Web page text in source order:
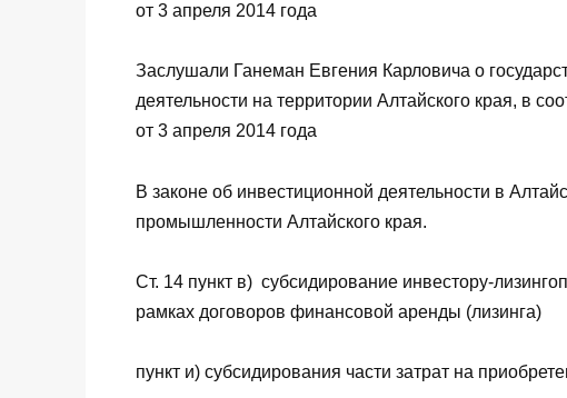
от 3 апреля 2014 года
Заслушали Ганеман Евгения Карловича о
деятельности на территории Алтайского края, в
от 3 апреля 2014 года
В законе об инвестиционной деятельности в
промышленности Алтайского края.
Ст. 14 пункт в) субсидирование инвестору-
рамках договоров финансовой аренды (лизинга)
пункт и) субсидирования части затрат на